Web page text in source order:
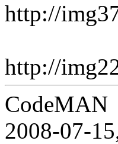
http://
http://
CodeMAN
2008-07-